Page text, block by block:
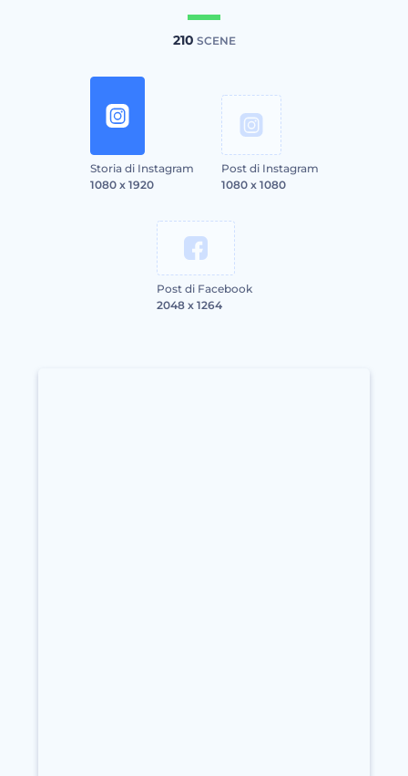
210 SCENE
Storia di Instagram
1080 x 1920
Post di Instagram
1080 x 1080
Post di Facebook
2048 x 1264